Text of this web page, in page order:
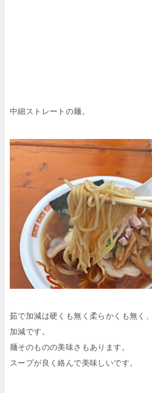
中細ストレートの麺。
茹で加減は硬くも無く柔らかくも無く
加減です。
麺そのものの美味さもあります。
スープが良く絡んで美味しいです。